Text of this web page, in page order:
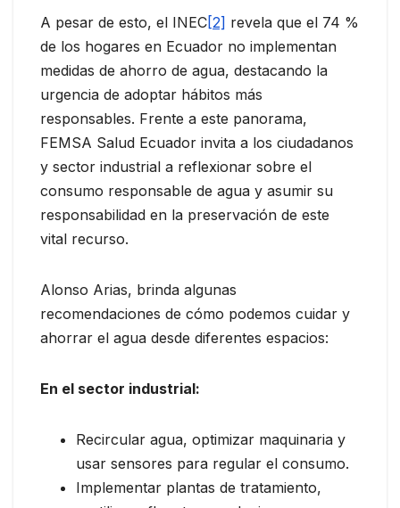
A pesar de esto, el INEC[2] revela que el 74 %
de los hogares en Ecuador no implementan
medidas de ahorro de agua, destacando la
urgencia de adoptar hábitos más
responsables. Frente a este panorama,
FEMSA Salud Ecuador invita a los ciudadanos
y sector industrial a reflexionar sobre el
consumo responsable de agua y asumir su
responsabilidad en la preservación de este
vital recurso.
Alonso Arias, brinda algunas
recomendaciones de cómo podemos cuidar y
ahorrar el agua desde diferentes espacios:
En el sector industrial:
Recircular agua, optimizar maquinaria y
usar sensores para regular el consumo.
Implementar plantas de tratamiento,